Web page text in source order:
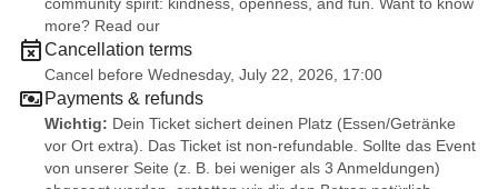
more? Read our
Cancellation terms
Cancel before Wednesday, July 22, 2026, 17:00
Payments & refunds
Wichtig: Dein Ticket sichert deinen Platz (Essen/Getränke
vor Ort extra). Das Ticket ist non-refundable. Sollte das Event
von unserer Seite (z. B. bei weniger als 3 Anmeldungen)